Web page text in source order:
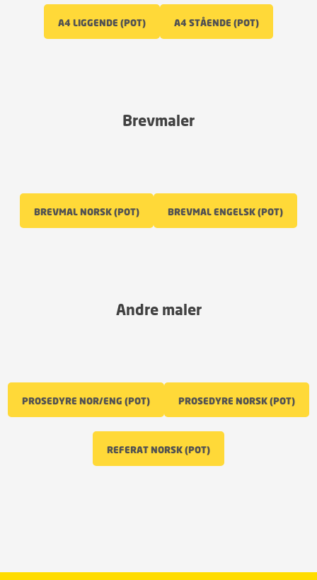
A4 LIGGENDE (POT) A4 STÅENDE (POT)
Brevmaler
BREVMAL NORSK (POT) BREVMAL ENGELSK (POT)
Andre maler
PROSEDYRE NOR/ENG (POT) PROSEDYRE NORSK (POT)
REFERAT NORSK (POT)